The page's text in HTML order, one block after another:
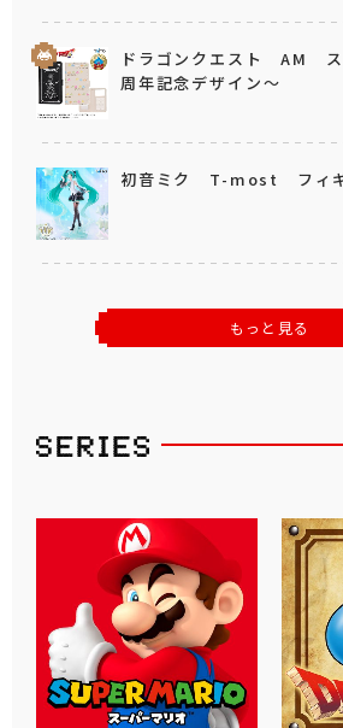
ドラゴンクエスト AM
周年記念デザイン～
初音ミク T-most フィ
もっと見る